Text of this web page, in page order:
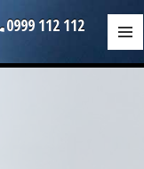
И
0999 112 112